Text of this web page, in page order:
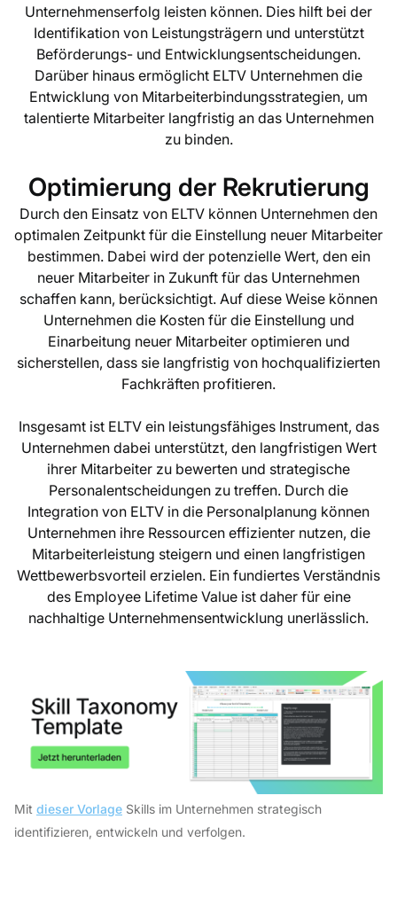
Unternehmenserfolg leisten können. Dies hilft bei der
Identifikation von Leistungsträgern und unterstützt
Beförderungs- und Entwicklungsentscheidungen.
Darüber hinaus ermöglicht ELTV Unternehmen die
Entwicklung von Mitarbeiterbindungsstrategien, um
talentierte Mitarbeiter langfristig an das Unternehmen
zu binden.
Optimierung der Rekrutierung
Durch den Einsatz von ELTV können Unternehmen den
optimalen Zeitpunkt für die Einstellung neuer Mitarbeiter
bestimmen. Dabei wird der potenzielle Wert, den ein
neuer Mitarbeiter in Zukunft für das Unternehmen
schaffen kann, berücksichtigt. Auf diese Weise können
Unternehmen die Kosten für die Einstellung und
Einarbeitung neuer Mitarbeiter optimieren und
sicherstellen, dass sie langfristig von hochqualifizierten
Fachkräften profitieren.
Insgesamt ist ELTV ein leistungsfähiges Instrument, das
Unternehmen dabei unterstützt, den langfristigen Wert
ihrer Mitarbeiter zu bewerten und strategische
Personalentscheidungen zu treffen. Durch die
Integration von ELTV in die Personalplanung können
Unternehmen ihre Ressourcen effizienter nutzen, die
Mitarbeiterleistung steigern und einen langfristigen
Wettbewerbsvorteil erzielen. Ein fundiertes Verständnis
des Employee Lifetime Value ist daher für eine
nachhaltige Unternehmensentwicklung unerlässlich.
Mit dieser Vorlage Skills im Unternehmen strategisch
identifizieren, entwickeln und verfolgen.